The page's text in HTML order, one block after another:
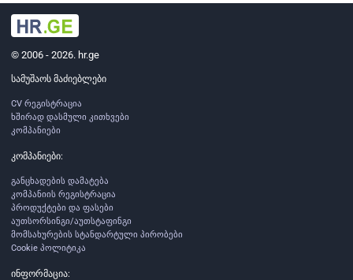
© 2006 - 2026. hr.ge
სამუშაოს მაძიებლები
CV რეგისტრაცია
ხშირად დასმული კითხვები
კომპანიები
კომპანიები:
განცხადების დამატება
კომპანიის რეგისტრაცია
პროდუქტები და ფასები
აუთსორსინგი/აუთსტაფინგი
მომსახურების სტანდარტული პირობები
Cookie პოლიტიკა
ინფორმაცია: